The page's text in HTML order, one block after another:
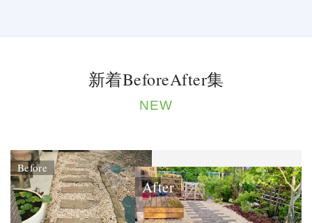
新着BeforeAfter集
NEW
Before
After